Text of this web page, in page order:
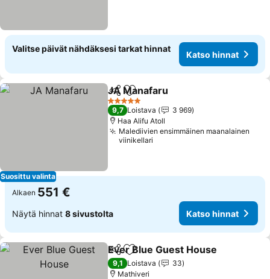
Valitse päivät nähdäksesi tarkat hinnat
Katso hinnat
Suosittu valinta
Jaa Lisää suosikkeihin
JA Manafaru
5 Tähtiluokitus
9,7 Loistava
3 969
Haa Alifu Atoll
Malediivien ensimmäinen maanalainen
viinikellari
Alkaen 551 €
Näytä hinnat 8 sivustolta Katso hinnat
Jaa Lisää suosikkeihin
Ever Blue Guest House
9,1 Loistava
33
Mathiveri